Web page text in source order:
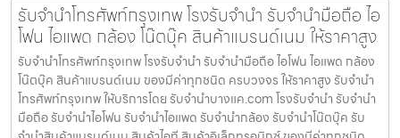
รับจำนำโทรศัพท์กรุงเทพ โรงรับจำนำ รับจำนำมือถือ ไอ
โฟน ไอแพด กล้อง โน๊ตบุ๊ค สินค้าแบรนด์เนม ให้ราคาสูง
รับจำนำโทรศัพท์กรุงเทพ โรงรับจำนำ รับจำนำมือถือ ไอโฟน ไอแพด กล้อง
โน๊ตบุ๊ค สินค้าแบรนด์เนม ของมีค่าทุกชนิด ครบวงจร ให้ราคาสูง รับจำนำ
โทรศัพท์กรุงเทพ ให้บริการโดย รับจํานําบางแค.com โรงรับจำนำ รับจำนำ
มือถือ รับจำนำไอโฟน รับจำนำไอแพด รับจำนำกล้อง รับจำนำโน๊ตบุ๊ค รับ